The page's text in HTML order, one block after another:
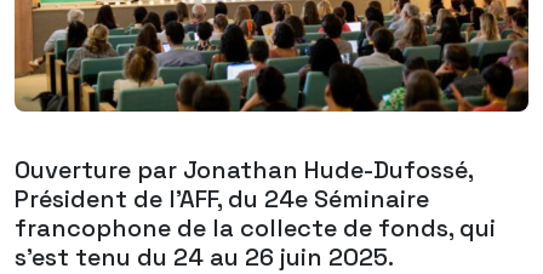
Ouverture par Jonathan Hude-Dufossé,
Président de l’AFF, du 24e Séminaire
francophone de la collecte de fonds, qui
s’est tenu du 24 au 26 juin 2025.